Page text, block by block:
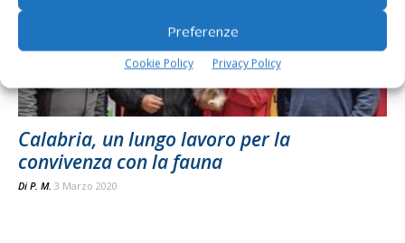
Preferenze
Cookie Policy Privacy Policy
Calabria, un lungo lavoro per la
convivenza con la fauna
Di P. M. 3 Marzo 2020